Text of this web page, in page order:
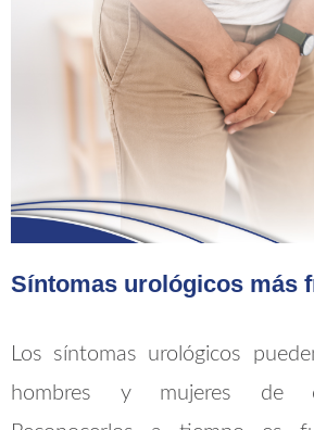
Síntomas urológicos más
Los síntomas urológicos
hombres y mujeres de